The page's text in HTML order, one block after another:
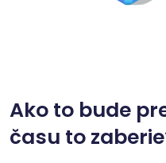
Ako to bude
času to